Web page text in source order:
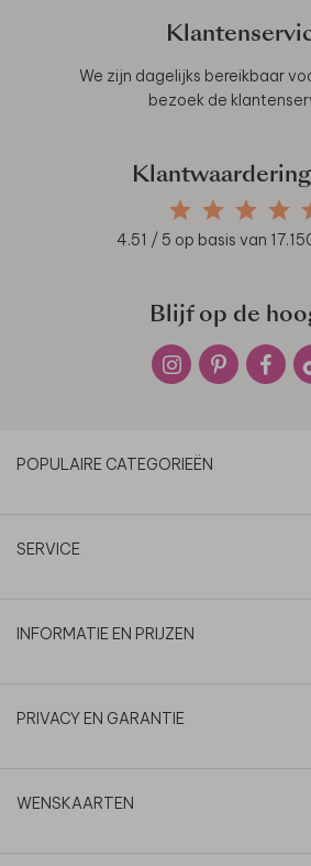
We zijn dagelijks bereikbaar
bezoek de
Klantwaardering
4.51 / 5 op basis van
Blijf op de
POPULAIRE CATEGORIEËN
SERVICE
INFORMATIE EN PRIJZEN
PRIVACY EN GARANTIE
WENSKAARTEN